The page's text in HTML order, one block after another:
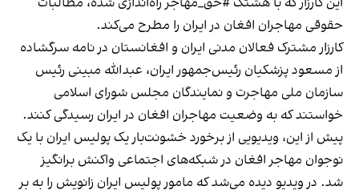
حقوقی مهاجران افغان در ایران را مطرح می‌کند.
کارزار مشترک فعالان مدنی ایران و افغانستان در نامه سرگشاده
از مسعود پزشکیان رئیس‌جمهور ایران، عبدالله مبینی رئیس
سازمان ملی مهاجرت و نمایندگان مجلس شورای اسلامی
خواستند که به وضعیت مهاجران افغان در ایران رسیدگی کنند.
پیش از این، ویدیویی از برخورد خشونت‌بار یک پولیس ایران با یک
نوجوان مهاجر افغان در شبکه‌های اجتماعی واکنش‌ برانگیز
شد. در ویدیو دیده می‌شد که مامور پولیس ایران زانویش را به بر